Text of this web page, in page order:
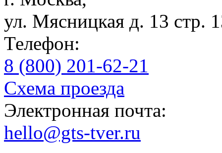
ул. Мясницкая д. 13 стр.
Телефон:
8 (800) 201-62-21
Схема проезда
Электронная почта:
hello@gts-tver.ru